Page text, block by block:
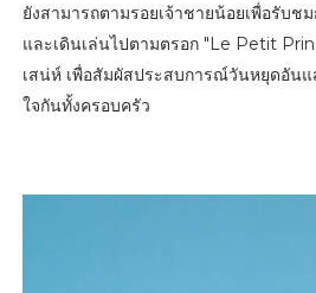
ยังสามารถตามรอยเจ้าชายน้อยเพื่อรับช
และเดินเล่นไปตามตรอก "Le Petit
เสน่ห์ เพื่อสัมผัสประสบการณ์วันหยุดอัน
ใจกันทั้งครอบครัว